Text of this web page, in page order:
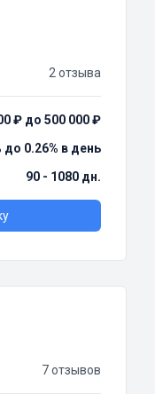
2 отзыва
₽ до 500 000 ₽
до 0.26% в день
90 - 1080 дн.
7 отзывов